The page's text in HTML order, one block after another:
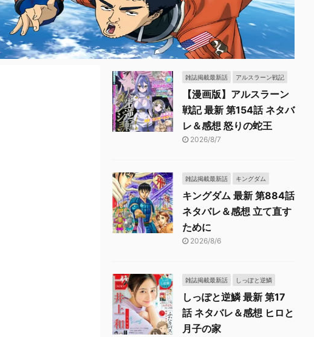
雑誌掲載最新話 アルスラーン戦記
【漫画版】アルスラーン
戦記 最新 第154話 ネタバ
レ＆感想 怒りの蛇王
2026/8/7
雑誌掲載最新話 キングダム
キングダム 最新 第884話
ネタバレ＆感想 立て直す
ために
2026/8/6
雑誌掲載最新話 しっぽと逆鱗
しっぽと逆鱗 最新 第17
話 ネタバレ＆感想 ヒロと
月子の家